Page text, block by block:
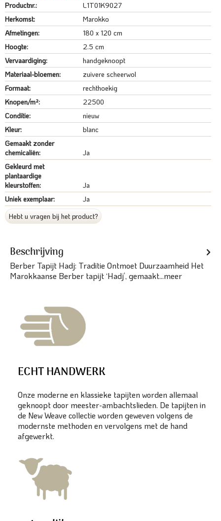
Productnr.:
L1T01K9027
Herkomst:
Marokko
Afmetingen:
180 x 120 cm
Hoogte:
2.5 cm
Vervaardiging:
handgeknoopt
Materiaal-bloemen:
zuivere scheerwol
Formaat:
rechthoekig
Knopen/m²:
22500
Conditie:
nieuw
Kleur:
blanc
Gemaakt zonder
chemicaliën:
Ja
Gekleurd met
plantaardige
kleurstoffen:
Ja
Uniek exemplaar:
Ja
Hebt u vragen bij het product?
Beschrijving
Berber Tapijt Hadj: Traditie Ontmoet Duurzaamheid Het
Marokkaanse Berber tapijt ‘Hadj’, gemaakt...meer
ECHT HANDWERK
Onze moderne en klassieke tapijten worden allemaal
geknoopt door meester-ambachtslieden. De tapijten in
de New Weave collectie worden geweven volgens de
modernste methoden en vervolgens met de hand
afgewerkt.